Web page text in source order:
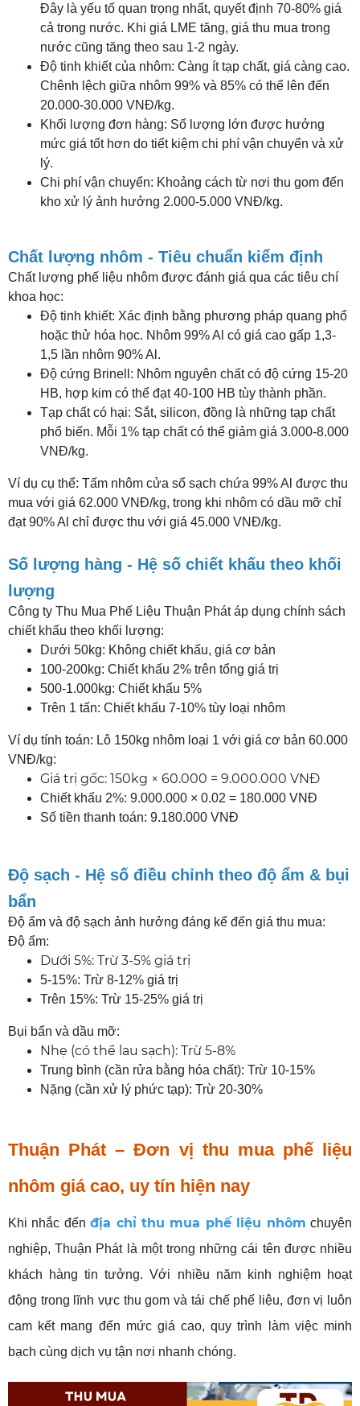
Đây là yếu tố quan trọng nhất, quyết định 70-80% giá
cả trong nước. Khi giá LME tăng, giá thu mua trong
nước cũng tăng theo sau 1-2 ngày.
Độ tinh khiết của nhôm: Càng ít tạp chất, giá càng cao.
Chênh lệch giữa nhôm 99% và 85% có thể lên đến
20.000-30.000 VNĐ/kg.
Khối lượng đơn hàng: Số lượng lớn được hưởng
mức giá tốt hơn do tiết kiệm chi phí vận chuyển và xử
lý.
Chi phí vận chuyển: Khoảng cách từ nơi thu gom đến
kho xử lý ảnh hưởng 2.000-5.000 VNĐ/kg.
Chất lượng nhôm - Tiêu chuẩn kiểm định
Chất lượng phế liệu nhôm được đánh giá qua các tiêu chí
khoa học:
Độ tinh khiết: Xác định bằng phương pháp quang phổ
hoặc thử hóa học. Nhôm 99% Al có giá cao gấp 1,3-
1,5 lần nhôm 90% Al.
Độ cứng Brinell: Nhôm nguyên chất có độ cứng 15-20
HB, hợp kim có thể đạt 40-100 HB tùy thành phần.
Tạp chất có hại: Sắt, silicon, đồng là những tạp chất
phổ biến. Mỗi 1% tạp chất có thể giảm giá 3.000-8.000
VNĐ/kg.
Ví dụ cụ thể: Tấm nhôm cửa sổ sạch chứa 99% Al được thu
mua với giá 62.000 VNĐ/kg, trong khi nhôm có dầu mỡ chỉ
đạt 90% Al chỉ được thu với giá 45.000 VNĐ/kg.
Số lượng hàng - Hệ số chiết khấu theo khối
lượng
Công ty Thu Mua Phế Liệu Thuận Phát áp dụng chính sách
chiết khấu theo khối lượng:
Dưới 50kg: Không chiết khấu, giá cơ bản
100-200kg: Chiết khấu 2% trên tổng giá trị
500-1.000kg: Chiết khấu 5%
Trên 1 tấn: Chiết khấu 7-10% tùy loại nhôm
Ví dụ tính toán: Lô 150kg nhôm loại 1 với giá cơ bản 60.000
VNĐ/kg:
Giá trị gốc: 150kg × 60.000 = 9.000.000 VNĐ
Chiết khấu 2%: 9.000.000 × 0.02 = 180.000 VNĐ
Số tiền thanh toán: 9.180.000 VNĐ
Độ sạch - Hệ số điều chỉnh theo độ ẩm & bụi
bẩn
Độ ẩm và độ sạch ảnh hưởng đáng kể đến giá thu mua:
Độ ẩm:
Dưới 5%: Trừ 3-5% giá trị
5-15%: Trừ 8-12% giá trị
Trên 15%: Trừ 15-25% giá trị
Bụi bẩn và dầu mỡ:
Nhẹ (có thể lau sạch): Trừ 5-8%
Trung bình (cần rửa bằng hóa chất): Trừ 10-15%
Nặng (cần xử lý phức tạp): Trừ 20-30%
Thuận Phát – Đơn vị thu mua phế liệu
nhôm giá cao, uy tín hiện nay
Khi nhắc đếnđịa chỉ thu mua phế liệu nhôm chuyên
nghiệp, Thuận Phát là một trong những cái tên được nhiều
khách hàng tin tưởng. Với nhiều năm kinh nghiệm hoạt
động trong lĩnh vực thu gom và tái chế phế liệu, đơn vị luôn
cam kết mang đến mức giá cao, quy trình làm việc minh
bạch cùng dịch vụ tận nơi nhanh chóng.